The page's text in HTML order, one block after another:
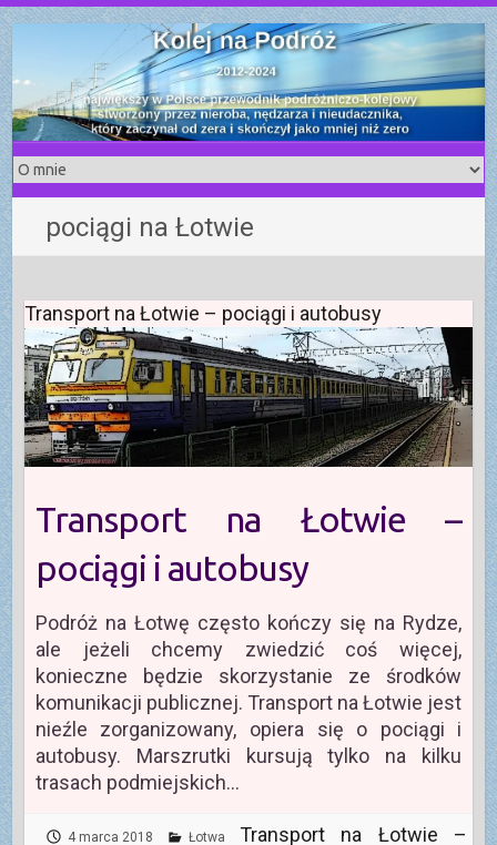
S
k
i
p
t
o
c
o
n
t
e
n
t
pociągi na Łotwie
Transport na Łotwie – pociągi i autobusy
Transport na Łotwie –
pociągi i autobusy
Podróż na Łotwę często kończy się na Rydze,
ale jeżeli chcemy zwiedzić coś więcej,
konieczne będzie skorzystanie ze środków
komunikacji publicznej. Transport na Łotwie jest
nieźle zorganizowany, opiera się o pociągi i
autobusy. Marszrutki kursują tylko na kilku
trasach podmiejskich…
4 marca 2018 Łotwa
Transport na Łotwie –